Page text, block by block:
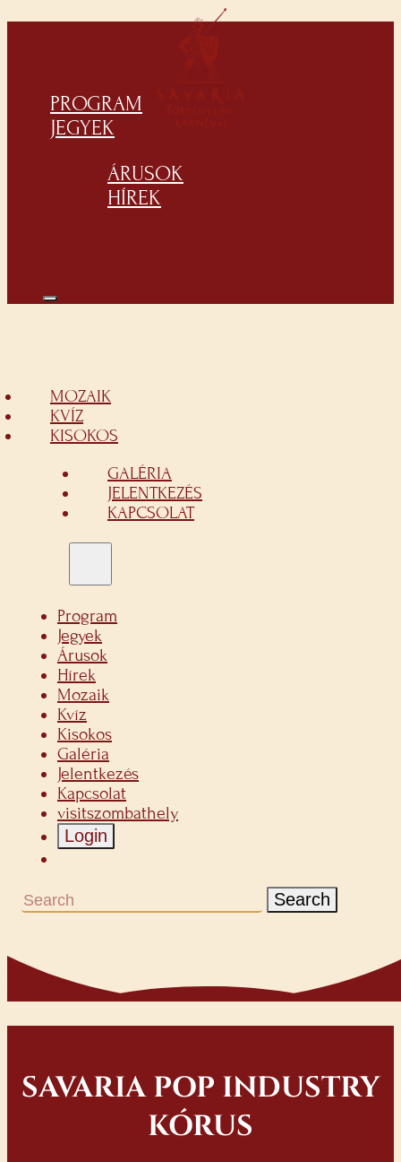
PROGRAM
JEGYEK
ÁRUSOK
HÍREK
MOZAIK
KVÍZ
KISOKOS
GALÉRIA
JELENTKEZÉS
KAPCSOLAT
Program
Jegyek
Árusok
Hírek
Mozaik
Kvíz
Kisokos
Galéria
Jelentkezés
Kapcsolat
visitszombathely
Login
Search
SAVARIA POP INDUSTRY
KÓRUS